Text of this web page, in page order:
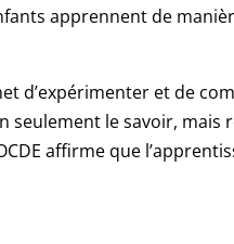
apprennent de
d’expérimenter et de
seulement le savoir, mais
affirme que